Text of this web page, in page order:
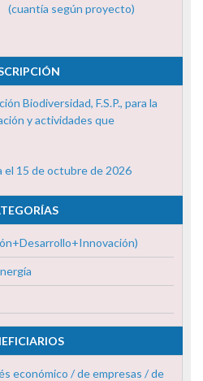
(cuantía según proyecto)
Biodiversidad, F.S.P., para la
y actividades que
el 15 de octubre de 2026
económico / de empresas / de